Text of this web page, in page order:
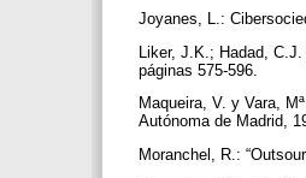
Joyanes, L.:
Liker, J.K.; Hadad,
páginas 575-596.
Maqueira, V. y Vara,
Autónoma de Madrid,
Moranchel, R.: